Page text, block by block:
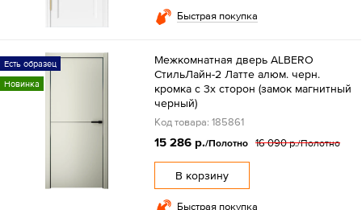
Быстрая покупка
Есть образец
Новинка
Межкомнатная дверь ALBERO
СтильЛайн-2 Латте алюм. черн.
кромка с 3х сторон (замок магнитный
черный)
Код товара: 185861
15 286 р./Полотно 16 090 р./Полотно
В корзину
Быстрая покупка